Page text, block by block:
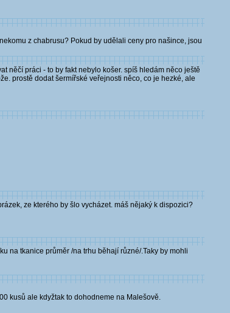
z chabrusu? Pokud by udělali ceny pro našince, jsou
něčí práci - to by fakt nebylo košer. spíš hledám něco ještě
prostě dodat šermířské veřejnosti něco, co je hezké, ale
ze kterého by šlo vycházet. máš nějaký k dispozici?
na tkanice průměr /na trhu běhají různé/.Taky by mohli
kusů ale kdyžtak to dohodneme na Malešově.